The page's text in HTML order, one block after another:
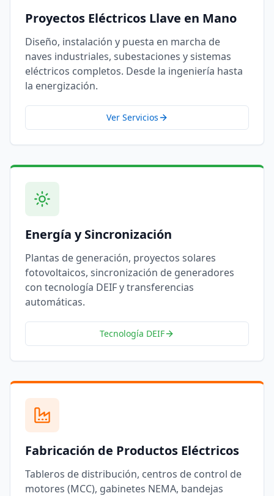
Proyectos Eléctricos Llave en Mano
Diseño, instalación y puesta en marcha de
naves industriales, subestaciones y sistemas
eléctricos completos. Desde la ingeniería hasta
la energización.
Ver Servicios
Energía y Sincronización
Plantas de generación, proyectos solares
fotovoltaicos, sincronización de generadores
con tecnología DEIF y transferencias
automáticas.
Tecnología DEIF
Fabricación de Productos Eléctricos
Tableros de distribución, centros de control de
motores (MCC), gabinetes NEMA, bandejas